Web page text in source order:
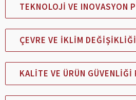
TEKNOLOJI VE INOVASYON
ÇEVRE VE İKLIM
KALITE VE ÜRÜN